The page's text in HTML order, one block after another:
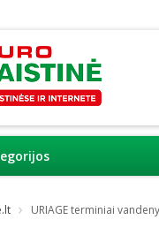
URIAGE terminiai